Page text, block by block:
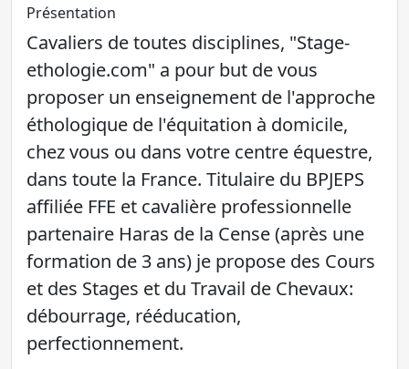
Présentation
Cavaliers de toutes disciplines, "Stage-
ethologie.com" a pour but de vous
proposer un enseignement de l'approche
éthologique de l'équitation à domicile,
chez vous ou dans votre centre équestre,
dans toute la France. Titulaire du BPJEPS
affiliée FFE et cavalière professionnelle
partenaire Haras de la Cense (après une
formation de 3 ans) je propose des Cours
et des Stages et du Travail de Chevaux:
débourrage, rééducation,
perfectionnement.